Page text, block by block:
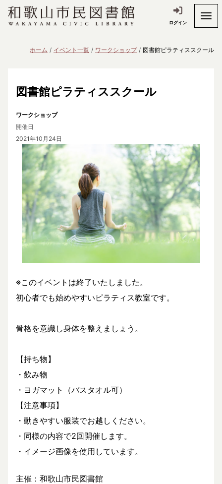
ログイン
ホーム イベント一覧 ワークショップ 図書館ピラティススクール
図書館ピラティススクール
ワークショップ
開催日
2021年10月24日
※このイベントは終了いたしました。
初心者でも始めやすいピラティス教室です。
骨格を意識し身体を整えましょう。
【持ち物】
・飲み物
・ヨガマット（バスタオル可）
​【注意事項】
・動きやすい服装でお越しください。
・同様の内容で2回開催します。
・イメージ画像を使用しています。
主催：和歌山市民図書館